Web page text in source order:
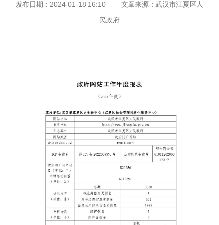
发布日期：2024-01-18 16:10 文章来源：武汉市江夏区人
民政府